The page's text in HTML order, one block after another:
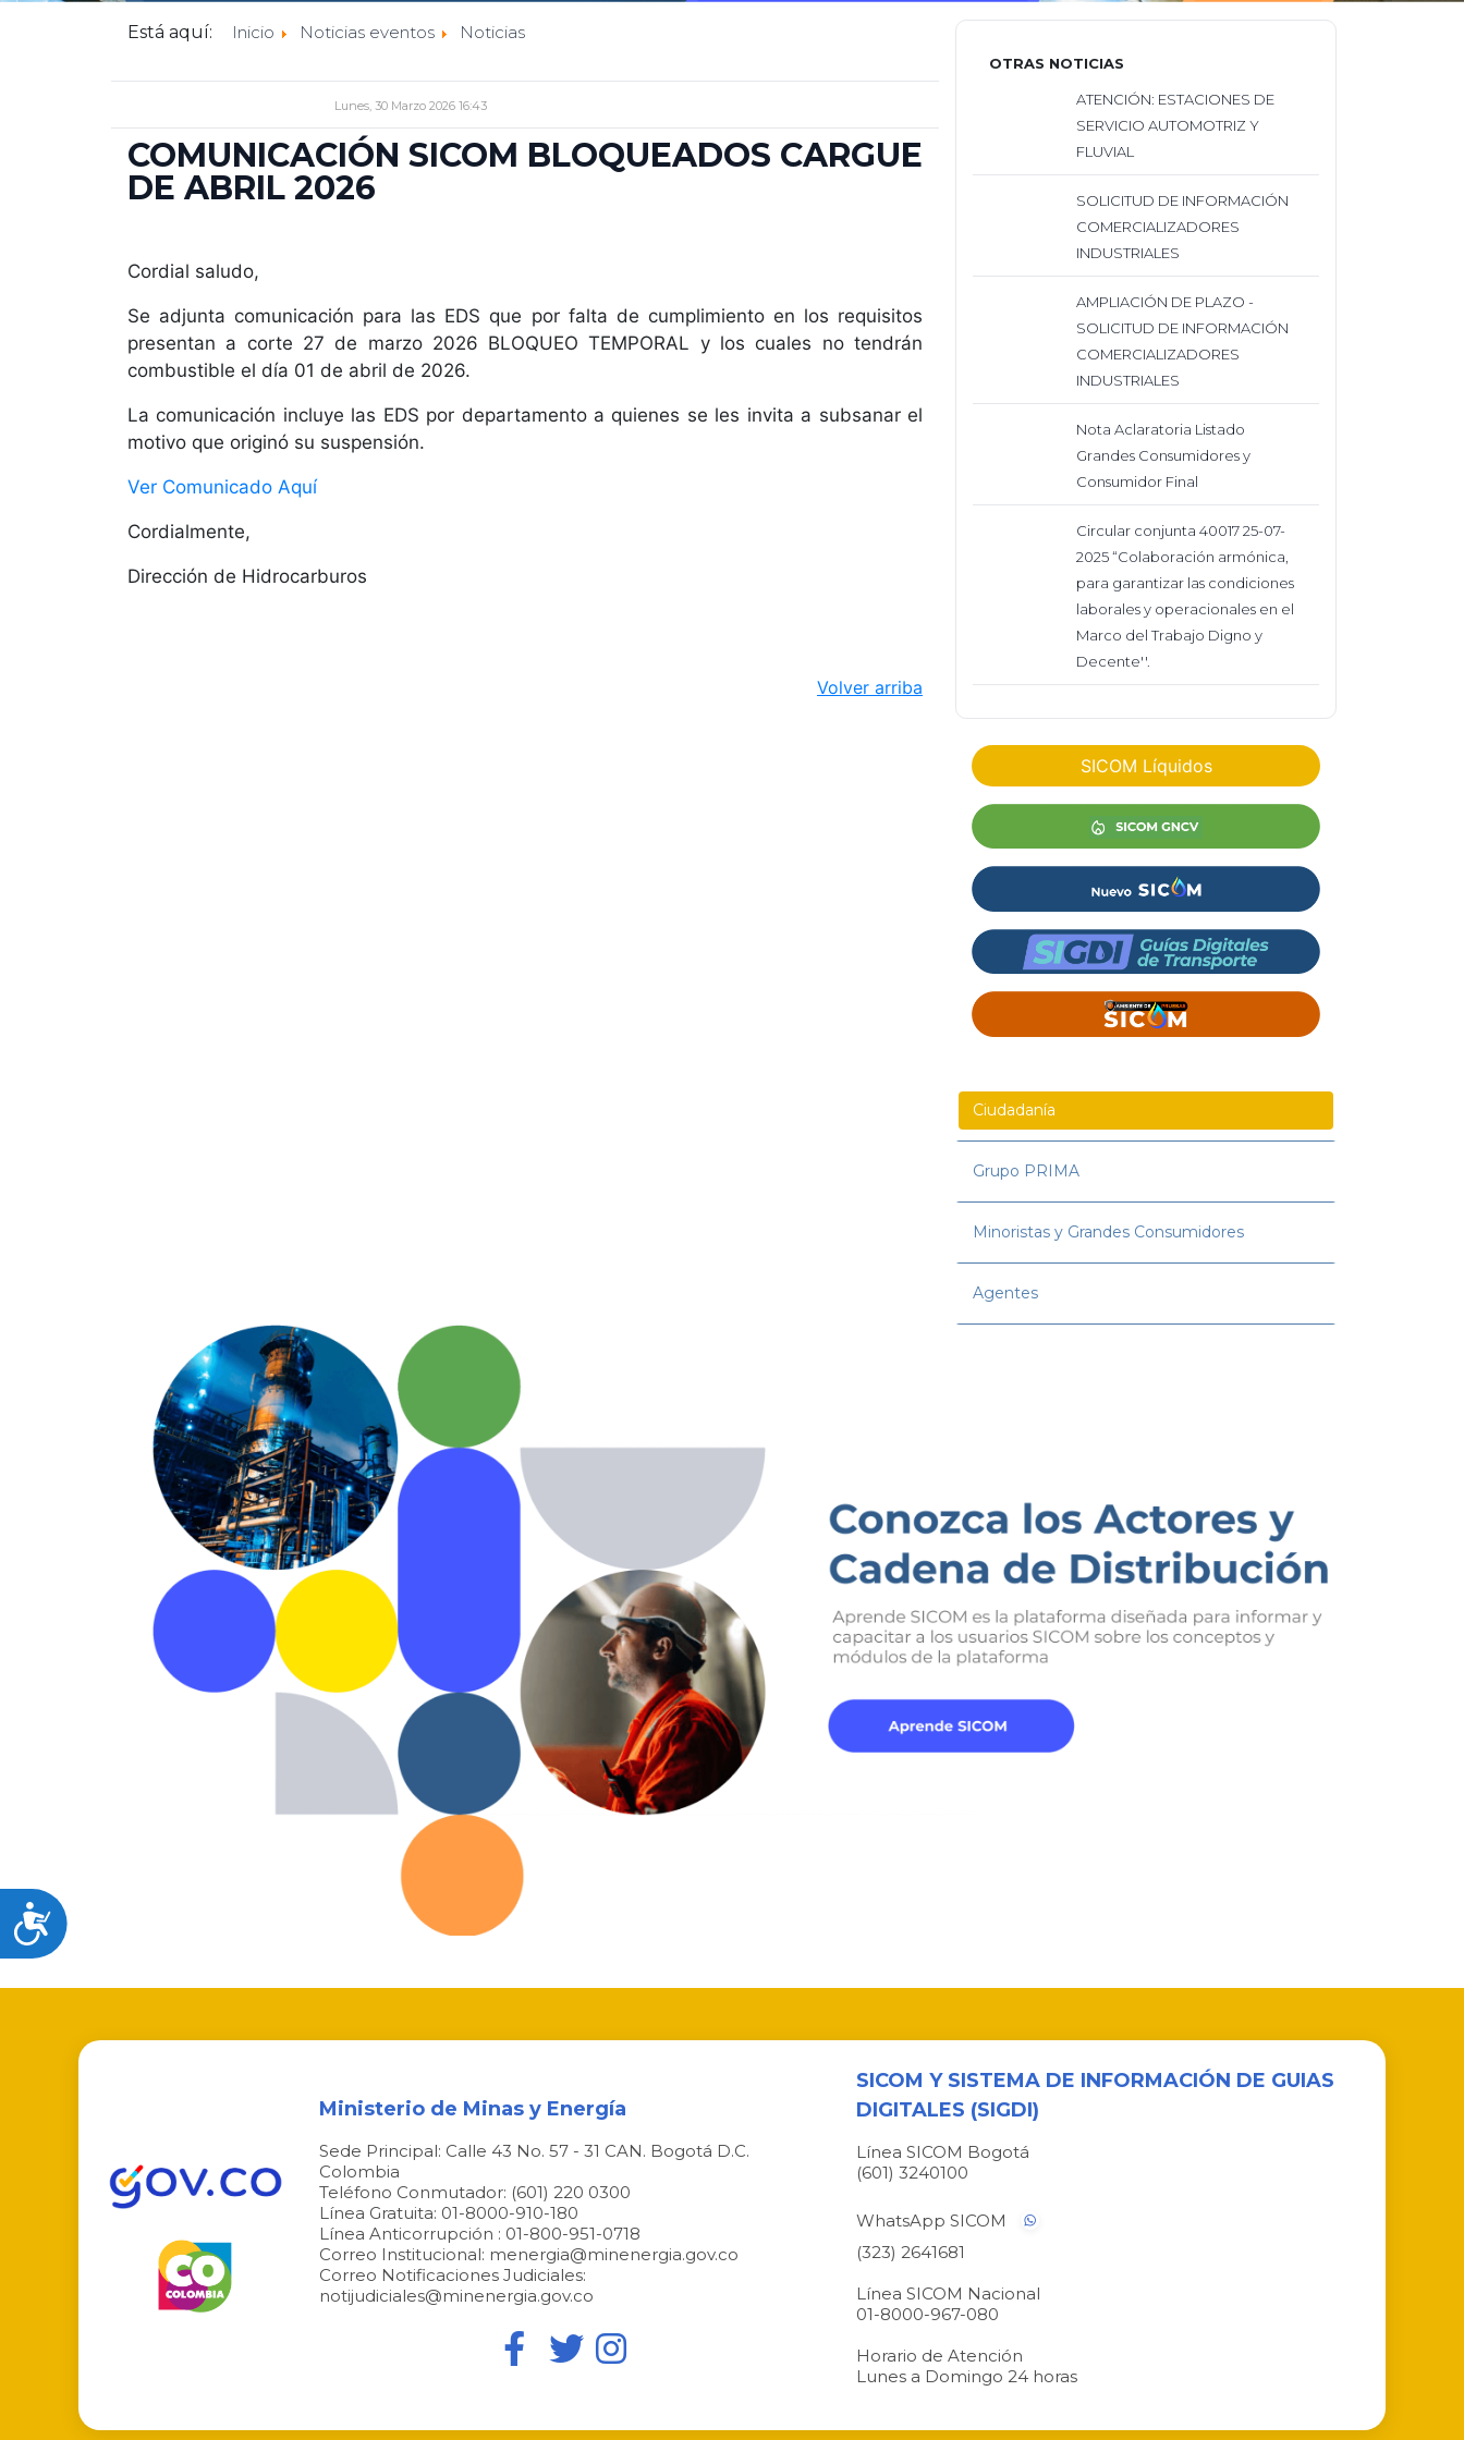
Accesibilidad
Está aquí: Inicio Noticias eventos Noticias
Lunes, 30 Marzo 2026 16:43
COMUNICACIÓN SICOM BLOQUEADOS CARGUE
DE ABRIL 2026
Cordial saludo,
Se adjunta comunicación para las EDS que por falta de cumplimiento en los requisitos
presentan a corte 27 de marzo 2026 BLOQUEO TEMPORAL y los cuales no tendrán
combustible el día 01 de abril de 2026.
La comunicación incluye las EDS por departamento a quienes se les invita a subsanar el
motivo que originó su suspensión.
Ver Comunicado Aquí
Cordialmente,
Dirección de Hidrocarburos
Volver arriba
OTRAS NOTICIAS
ATENCIÓN: ESTACIONES DE
SERVICIO AUTOMOTRIZ Y
FLUVIAL
SOLICITUD DE INFORMACIÓN
COMERCIALIZADORES
INDUSTRIALES
AMPLIACIÓN DE PLAZO -
SOLICITUD DE INFORMACIÓN
COMERCIALIZADORES
INDUSTRIALES
Nota Aclaratoria Listado
Grandes Consumidores y
Consumidor Final
Circular conjunta 40017 25-07-
2025 “Colaboración armónica,
para garantizar las condiciones
laborales y operacionales en el
Marco del Trabajo Digno y
Decente''.
SICOM Líquidos
Ciudadanía
Grupo PRIMA
Minoristas y Grandes Consumidores
Agentes
Ministerio de Minas y Energía
Sede Principal: Calle 43 No. 57 - 31 CAN. Bogotá D.C.
Colombia
Teléfono Conmutador: (601) 220 0300
Línea Gratuita: 01-8000-910-180
Línea Anticorrupción : 01-800-951-0718
Correo Institucional: menergia@minenergia.gov.co
Correo Notificaciones Judiciales:
notijudiciales@minenergia.gov.co
SICOM Y SISTEMA DE INFORMACIÓN DE GUIAS
DIGITALES (SIGDI)
Línea SICOM Bogotá
(601) 3240100
WhatsApp SICOM
(323) 2641681
Línea SICOM Nacional
01-8000-967-080
Horario de Atención
Lunes a Domingo 24 horas